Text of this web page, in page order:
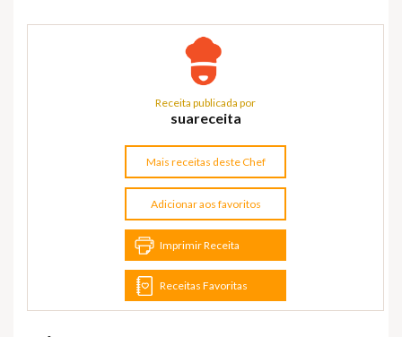
Receita publicada por
suareceita
Mais receitas deste Chef
Adicionar aos favoritos
Imprimir Receita
Receitas Favoritas